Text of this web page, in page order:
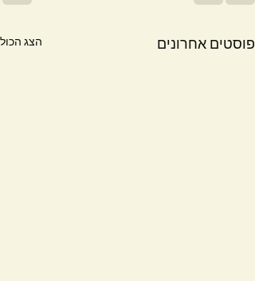
פוסטים אחרונים הצג הכול